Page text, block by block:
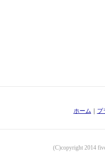
ホーム プ
(C)copyright 2014